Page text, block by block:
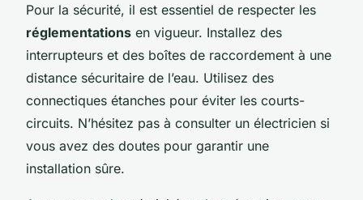
Pour la sécurité, il est essentiel de respecter les
réglementations en vigueur. Installez des
interrupteurs et des boîtes de raccordement à une
distance sécuritaire de l’eau. Utilisez des
connectiques étanches pour éviter les courts-
circuits. N’hésitez pas à consulter un électricien si
vous avez des doutes pour garantir une
installation sûre.